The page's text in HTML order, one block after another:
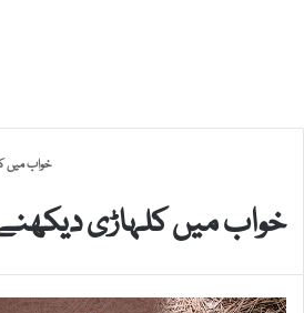
خواب میں
خواب میں کلہاڑی